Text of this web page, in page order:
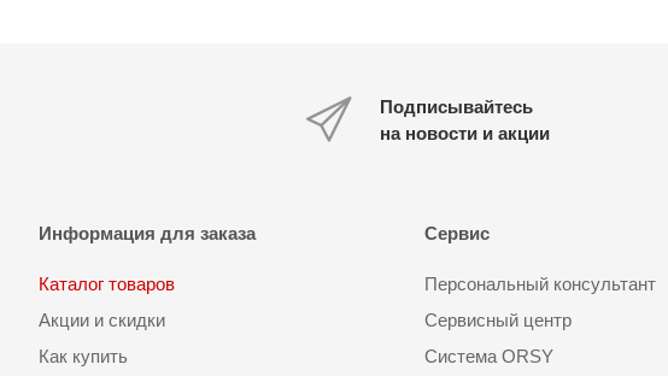
Подписывайтесь
на новости и акции
Информация для заказа
Каталог товаров
Акции и скидки
Как купить
Сервис
Персональный консультант
Сервисный центр
Система ORSY